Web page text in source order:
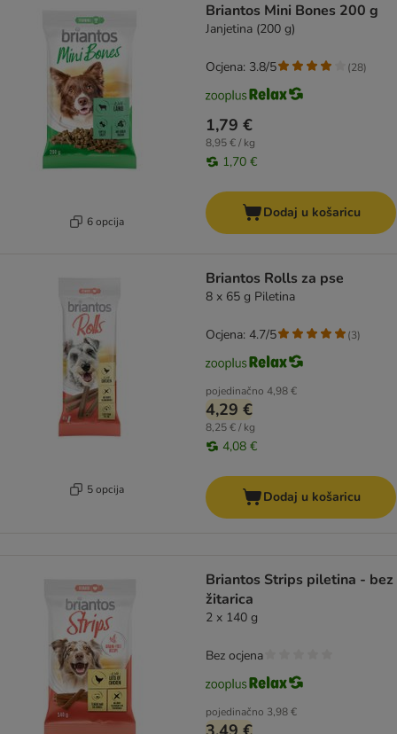
6 opcija
Briantos Mini Bones 200 g
Janjetina (200 g)
1,79 €
8,95 € / kg
1,70 €
Ocjena: 3.8/5 (28)
Dodaj u košaricu
5 opcija
Briantos Rolls za pse
8 x 65 g Piletina
pojedinačno 4,98 €
4,29 €
8,25 € / kg
4,08 €
Ocjena: 4.7/5 (3)
Dodaj u košaricu
Briantos Strips piletina - bez
žitarica
2 x 140 g
pojedinačno 3,98 €
Bez ocjena